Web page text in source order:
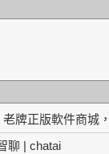
老牌正版軟件商城
聊 | chatai